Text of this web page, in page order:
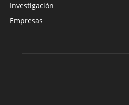
Investigación
Empresas